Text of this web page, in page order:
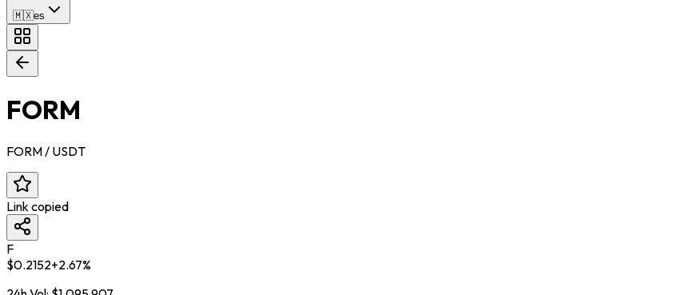
🇲🇽es
FORM
FORM / USDT
Link copied
F
$0.2152+2.67%